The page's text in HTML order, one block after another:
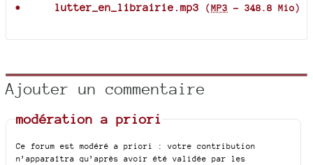
lutter_en_librairie.mp3 (MP3 - 348.8 Mio)
Ajouter un commentaire
modération a priori
Ce forum est modéré a priori : votre contribution
n’apparaîtra qu’après avoir été validée par les